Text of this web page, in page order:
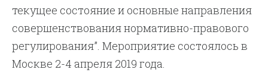
текущее состояние и основные направления
совершенствования нормативно-правового
регулирования”. Мероприятие состоялось в
Москве 2-4 апреля 2019 года.